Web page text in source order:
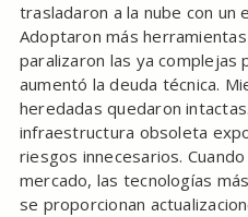
trasladaron a la nube con un
Adoptaron más
paralizaron las ya
aumentó la deuda técnica.
heredadas quedaron
infraestructura obsoleta
riesgos innecesarios.
mercado, las tecnologías
se proporcionan